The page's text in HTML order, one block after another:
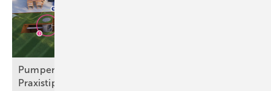
Pu mpensysteme: Technik, Normen und
Praxistipps für